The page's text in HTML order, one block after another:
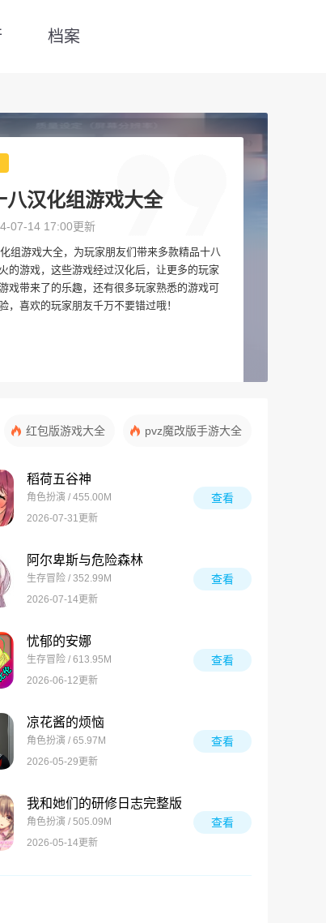
档案
八汉化组游戏大全
07-14 17:00更新
组游戏大全，为玩家朋友们带来多款精品十八
的游戏，这些游戏经过汉化后，让更多的玩家
戏带来了的乐趣，还有很多玩家熟悉的游戏可
，喜欢的玩家朋友千万不要错过哦！
红包版游戏大全 pvz魔改版手游大全
稻荷五谷神
角色扮演 / 455.00M
2026-07-31更新
查看
阿尔卑斯与危险森林
生存冒险 / 352.99M
2026-07-14更新
查看
忧郁的安娜
生存冒险 / 613.95M
2026-06-12更新
查看
凉花酱的烦恼
角色扮演 / 65.97M
2026-05-29更新
查看
我和她们的研修日志完整版
角色扮演 / 505.09M
2026-05-14更新
查看